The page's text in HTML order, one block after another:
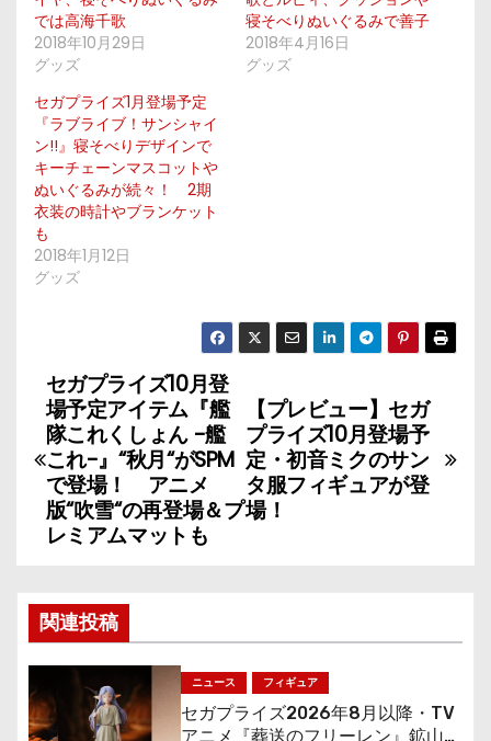
では高海千歌
2018年10月29日
グッズ
寝そべりぬいぐるみで善子
2018年4月16日
グッズ
セガプライズ1月登場予定
『ラブライブ！サンシャイ
ン!!』寝そべりデザインで
キーチェーンマスコットや
ぬいぐるみが続々！ 2期
衣装の時計やブランケット
も
2018年1月12日
グッズ
投
稿
ナ
ビ
ー
シ
ョ
【プレビュー】セガ
プライズ10月登場予
定・初音ミクのサン
タ服フィギュアが登
場！
セガプライズ10月登
場予定アイテム『艦
隊これくしょん -艦
これ-』“秋月“がSPM
で登場！ アニメ
版“吹雪“の再登場＆プ
レミアムマットも
関連投稿
ニュース フィギュア
セガプライズ2026年8月以降・TV
アニメ『葬送のフリーレン』鉱山で